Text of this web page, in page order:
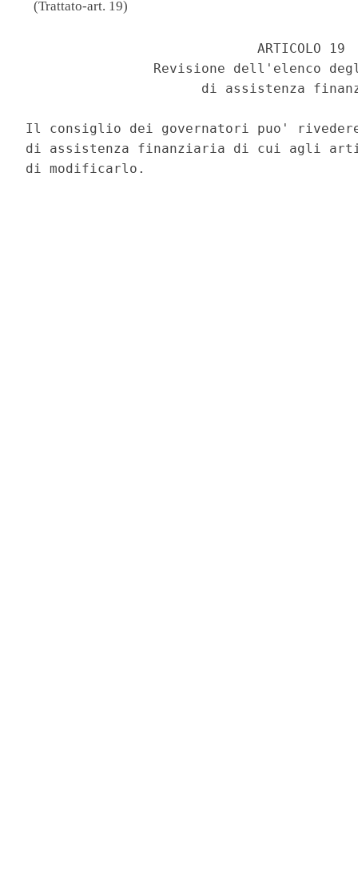
(Trattato-art. 19)
                             ARTICOLO 19
Revisione dell'elenco
di assistenza
Il consiglio dei governatori puo'
di assistenza finanziaria di cui agli
di modificarlo.